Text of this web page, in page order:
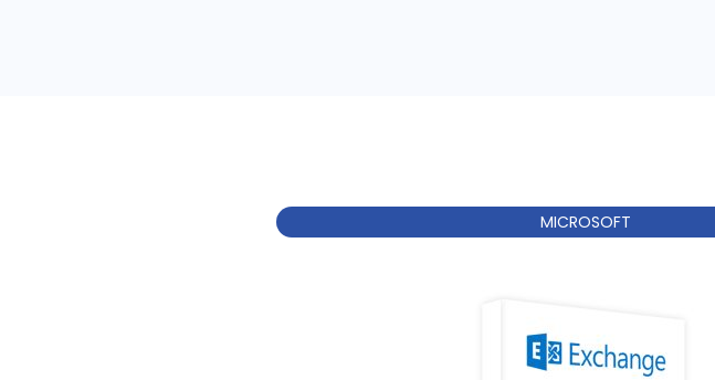
MICROSOFT